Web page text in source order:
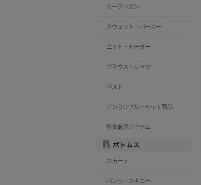
カーディガン
スウェット・パーカー
ニット・セーター
ブラウス・シャツ
ベスト
アンサンブル・セット商品
男女兼用アイテム
スカート
パンツ・スキニー